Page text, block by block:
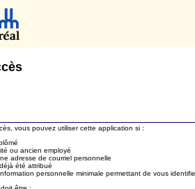
vous pouvez utiliser cette application si :
ou ancien employé
adresse de courriel personnelle
été attribué
personnelle minimale permettant de vous